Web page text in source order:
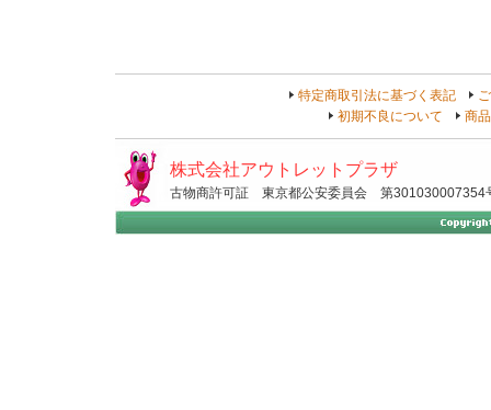
特定商取引法に基づく表記
初期不良について
商
株式会社アウトレットプラザ
古物商許可証 東京都公安委員会 第301030007354